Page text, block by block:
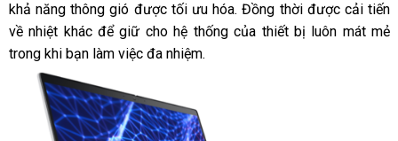
khả năng thông gió được tối ưu hóa. Đồng thời được cải tiến
về nhiệt khác để giữ cho hệ thống của thiết bị luôn mát mẻ
trong khi bạn làm việc đa nhiệm.